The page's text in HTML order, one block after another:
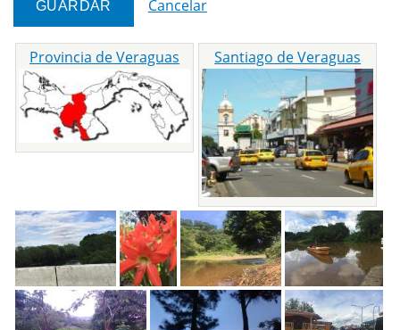
Cancelar
Provincia de Veraguas Santiago de Veraguas